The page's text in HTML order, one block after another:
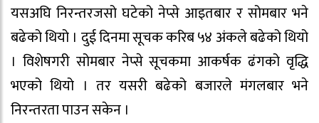
यसअघि निरन्तरजसो घटेको नेप्से आइतबार र सोमबार भने
बढेको थियो । दुई दिनमा सूचक करिब ५४ अंकले बढेको थियो
। विशेषगरी सोमबार नेप्से सूचकमा आकर्षक ढंगको वृद्धि
भएको थियो । तर यसरी बढेको बजारले मंगलबार भने
निरन्तरता पाउन सकेन ।